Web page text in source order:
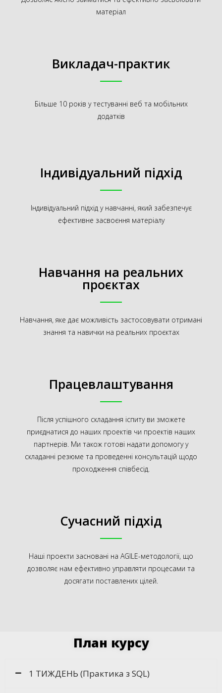
матеріал
Викладач-практик
Більше 10 років у тестуванні веб та мобільних
додатків
Індивідуальний підхід
Індивідуальний підхід у навчанні, який забезпечує
ефективне засвоєння матеріалу
Навчання на реальних
проєктах
Навчання, яке дає можливість застосовувати отримані
знання та навички на реальних проєктах
Працевлаштування
Після успішного складання іспиту ви зможете
приєднатися до наших проектів чи проектів наших
партнерів. Ми також готові надати допомогу у
складанні резюме та проведенні консультацій щодо
проходження співбесід.
Сучасний підхід
Наші проекти засновані на AGILE-методології, що
дозволяє нам ефективно управляти процесами та
досягати поставлених цілей.
План курсу
1 ТИЖДЕНЬ (Практика з SQL)